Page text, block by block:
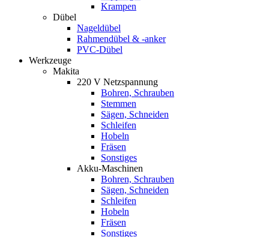
Krampen
Dübel
Nageldübel
Rahmendübel & -anker
PVC-Dübel
Werkzeuge
Makita
220 V Netzspannung
Bohren, Schrauben
Stemmen
Sägen, Schneiden
Schleifen
Hobeln
Fräsen
Sonstiges
Akku-Maschinen
Bohren, Schrauben
Sägen, Schneiden
Schleifen
Hobeln
Fräsen
Sonstiges